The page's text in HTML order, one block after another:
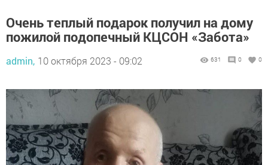
Очень теплый подарок получил на дому
пожилой подопечный КЦСОН «Забота»
admin, 10 октября 2023 - 09:02 631 0 0